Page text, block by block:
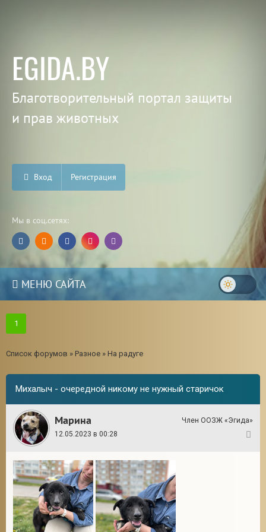
EGIDA.BY
Благотворительный портал защиты
и прав животных
Вход Регистрация
Мы в соц.сетях:
МЕНЮ САЙТА
1
Список форумов » Разное » На радуге
Михалыч - очередной никому не нужный старичок
Марина
Член ООЗЖ «Эгида»
12.05.2023 в 00:28